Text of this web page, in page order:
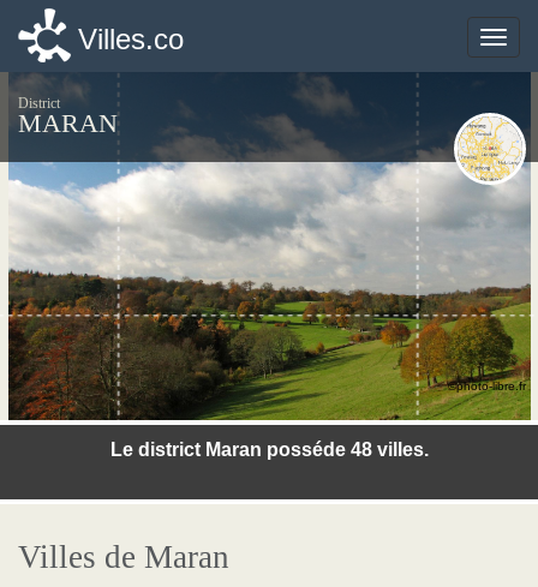
Toggle
Villes.co
District
MARAN
Le district Maran posséde 48 villes.
©photo-libre.fr
Villes de Maran
Toggle
Villes.co